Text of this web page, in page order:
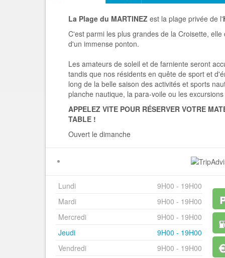
La Plage du MARTINEZ est la plage privée de l'
C'est parmi les plus grandes de la Croisette,
d'un immense ponton.
Les amateurs de soleil et de farniente seront
tandis que nos résidents en quête de sport et
long de la belle saison des activités et sports
planche nautique, la para-voile ou les
APPELEZ VITE POUR RÉSERVER VOTRE
TABLE !
Ouvert le dimanche
Lundi
9H00 - 19H00
Mardi
9H00 - 19H00
Mercredi
9H00 - 19H00
Jeudi
9H00 - 19H00
Vendredi
9H00 - 19H00